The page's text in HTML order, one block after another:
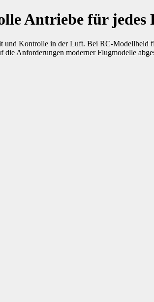
Antriebe für jedes
Kontrolle in der Luft. Bei RC-Modellheld
Anforderungen moderner Flugmodelle